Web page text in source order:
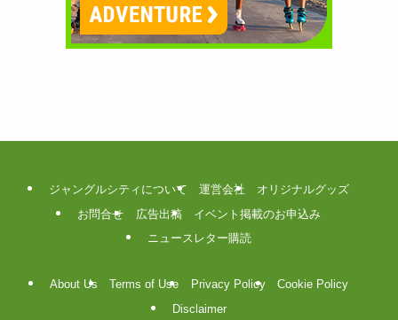
ジャングルシティについて 運営会社
オリジナルグッズ
お問合せ
広告出稿
イベント掲載のお申込み
ニュースレター購読
About Us Terms of Use Privacy Policy
Cookie Policy
Disclaimer